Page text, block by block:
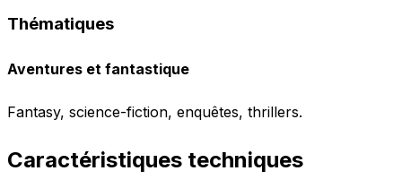
Thématiques
Aventures et fantastique
Fantasy, science-fiction, enquêtes, thrillers.
Caractéristiques techniques